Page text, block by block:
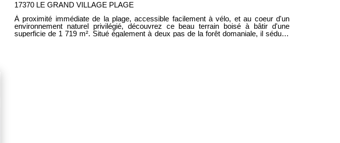
17370 LE GRAND VILLAGE PLAGE
À proximité immédiate de la plage, accessible facilement à vélo, et au coeur d'un
environnement naturel privilégié, découvrez ce beau terrain boisé à bâtir d'une
superficie de 1 719 m². Situé également à deux pas de la forêt domaniale, il séduira